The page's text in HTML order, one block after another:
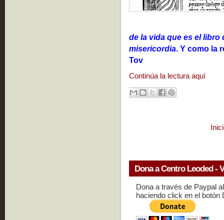
de la vida que es el libro
misericordia. Y como la
Tov
Continúa la lectura aquí
Dona a Centro Leoded -
Dona a través de Paypal
haciendo click en el botón